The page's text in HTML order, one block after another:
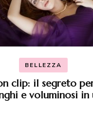
BELLEZZA
clip: il segreto
e voluminosi in